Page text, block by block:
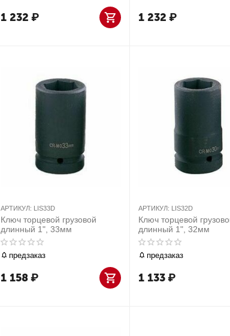
1 232 ₽ 1 232 ₽
АРТИКУЛ: LIS33D
Ключ торцевой грузовой
длинный 1", 33мм
предзаказ
1 158₽
АРТИКУЛ: LIS32D
Ключ торцевой
длинный 1", 32мм
предзаказ
1 133₽